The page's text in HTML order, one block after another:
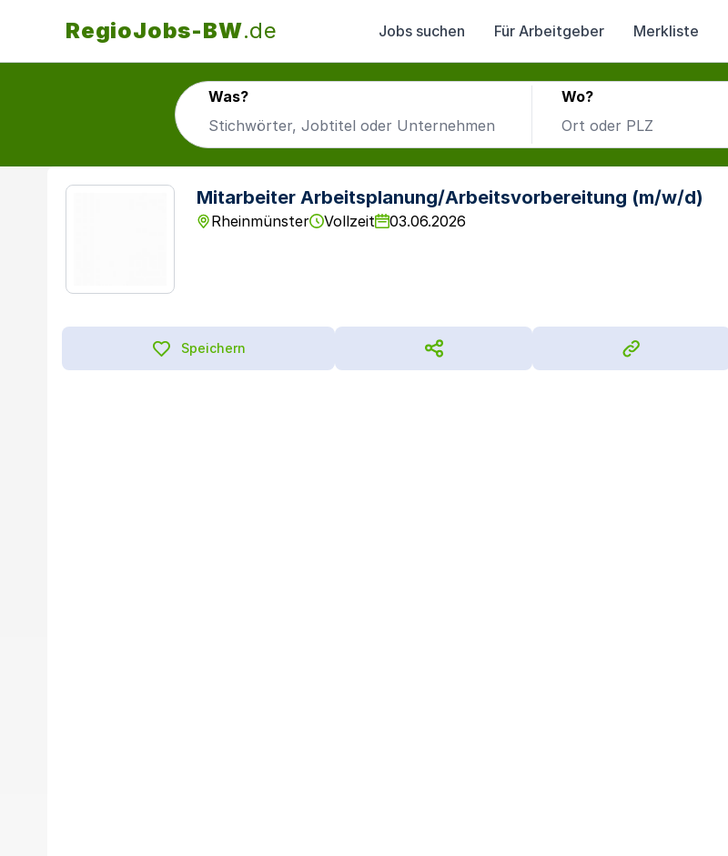
RegioJobs-BW.de Jobs suchen Für Arbeitgeber Merkliste
Was? Wo?
Mitarbeiter Arbeitsplanung/Arbeitsvorbereitung (m/w/d)
Rheinmünster Vollzeit 03.06.2026
Speichern